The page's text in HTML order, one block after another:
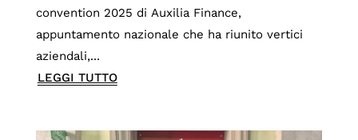
convention 2025 di Auxilia Finance,
appuntamento nazionale che ha riunito vertici
aziendali,...
LEGGI TUTTO